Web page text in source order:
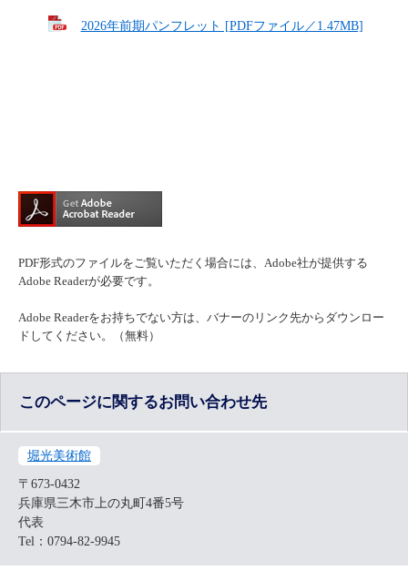
2026年前期パンフレット [PDFファイル／1.47MB]
PDF形式のファイルをご覧いただく場合には、Adobe社が提供する
Adobe Readerが必要です。
Adobe Readerをお持ちでない方は、バナーのリンク先からダウンロー
ドしてください。（無料）
このページに関するお問い合わせ先
堀光美術館
〒673-0432
兵庫県三木市上の丸町4番5号
代表
Tel：0794-82-9945